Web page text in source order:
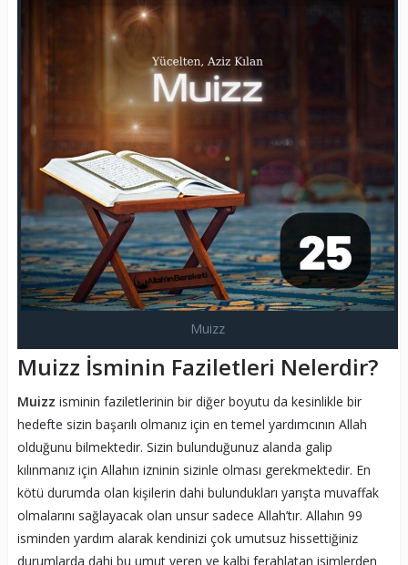
Muizz
Muizz İsminin Faziletleri Nelerdir?
Muizz isminin faziletlerinin bir diğer boyutu da kesinlikle bir
hedefte sizin başarılı olmanız için en temel yardımcının Allah
olduğunu bilmektedir. Sizin bulunduğunuz alanda galip
kılınmanız için Allahın izninin sizinle olması gerekmektedir. En
kötü durumda olan kişilerin dahi bulundukları yarışta muvaffak
olmalarını sağlayacak olan unsur sadece Allah’tır. Allahın 99
isminden yardım alarak kendinizi çok umutsuz hissettiğiniz
durumlarda dahi bu umut veren ve kalbi ferahlatan isimlerden